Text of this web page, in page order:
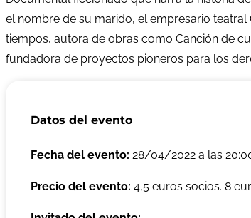
el nombre de su marido, el empresario
tiempos, autora de obras como Canción de
fundadora de proyectos pioneros para los
Datos del evento
Fecha del evento: 28/04/2022 a las
Precio del evento: 4,5 euros socios. 8